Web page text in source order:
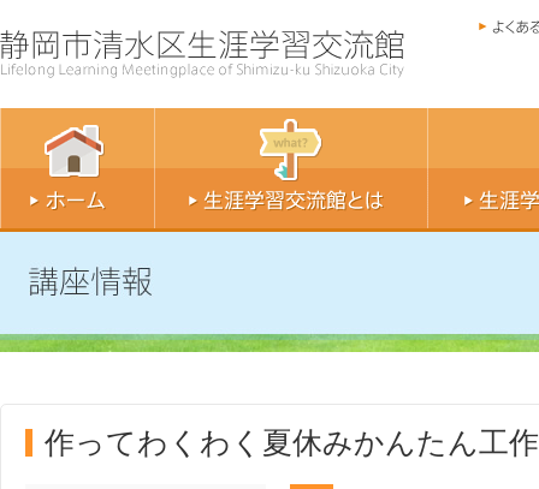
作ってわくわく夏休みかんたん工